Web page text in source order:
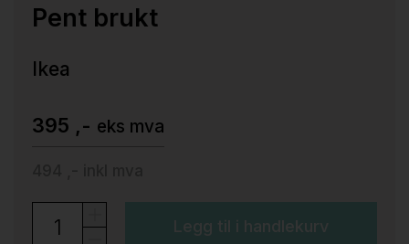
Pent brukt
Ikea
395 ,- eks mva
Legg til i handlekurv